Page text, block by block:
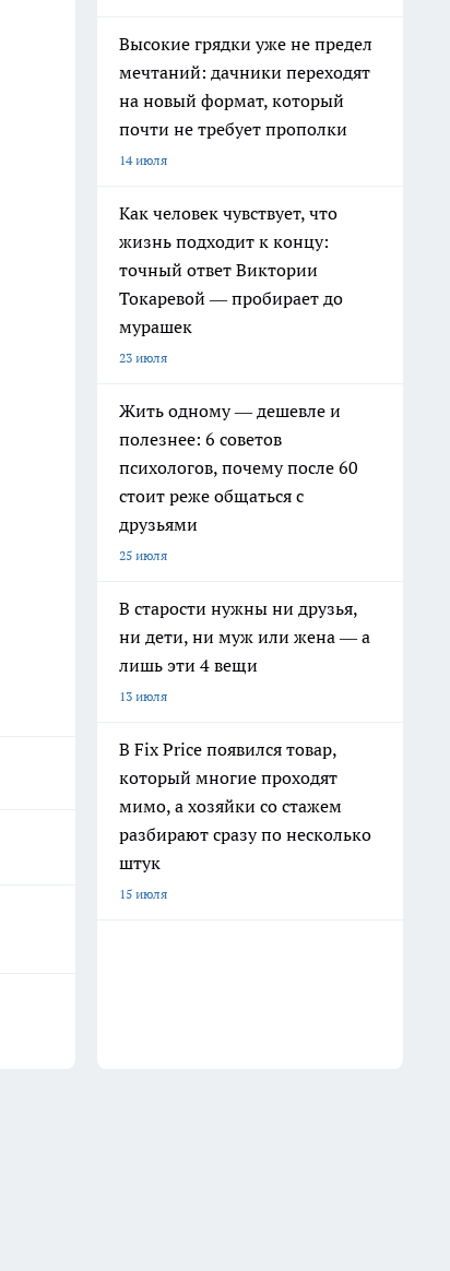
Высокие грядки уже не предел
мечтаний: дачники переходят
на новый формат, который
почти не требует прополки
14 июля
Как человек чувствует, что
жизнь подходит к концу:
точный ответ Виктории
Токаревой — пробирает до
мурашек
23 июля
Жить одному — дешевле и
полезнее: 6 советов
психологов, почему после 60
стоит реже общаться с
друзьями
25 июля
В старости нужны ни друзья,
ни дети, ни муж или жена — а
лишь эти 4 вещи
13 июля
В Fix Price появился товар,
который многие проходят
мимо, а хозяйки со стажем
разбирают сразу по несколько
штук
15 июля